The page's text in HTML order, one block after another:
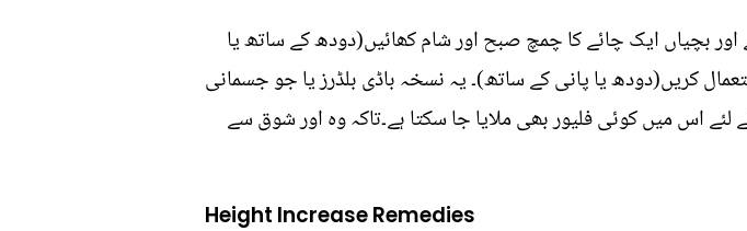
بچیاں ایک چائے کا چمچ صبح اور شام کھائیں(دودھ کے ساتھ یا
چمچ استعمال کریں(دودھ یا پانی کے ساتھ)۔ یہ نسخہ باڈی بلڈرز یا جو جسمانی
اس میں کوئی فلیور بھی ملایا جا سکتا ہے۔تاکہ وہ اور شوق سے
Height Increase Remedies